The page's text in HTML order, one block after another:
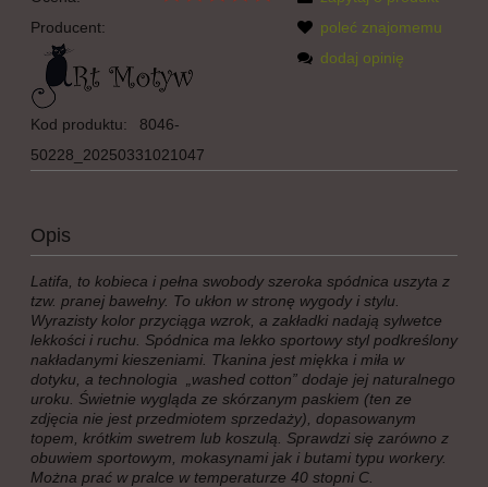
Producent:
Kod produktu:
8046-
50228_20250331021047
poleć znajomemu
dodaj opinię
Opis
Latifa, to kobieca i pełna swobody szeroka spódnica uszyta z
tzw. pranej bawełny. To ukłon w stronę wygody i stylu.
Wyrazisty kolor przyciąga wzrok, a zakładki nadają sylwetce
lekkości i ruchu. Spódnica ma lekko sportowy styl podkreślony
nakładanymi kieszeniami. Tkanina jest miękka i miła w
dotyku, a technologia „washed cotton” dodaje jej naturalnego
uroku. Świetnie wygląda ze skórzanym paskiem (ten ze
zdjęcia nie jest przedmiotem sprzedaży), dopasowanym
topem, krótkim swetrem lub koszulą. Sprawdzi się zarówno z
obuwiem sportowym, mokasynami jak i butami typu workery.
Można prać w pralce w temperaturze 40 stopni C.